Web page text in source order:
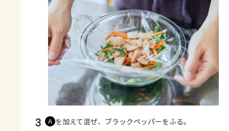
3 Ａ を加えて混ぜ、ブラックペッパーをふる。